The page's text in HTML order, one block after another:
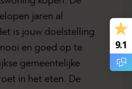
jaren al
is jouw doelstelling
en goed op te
gemeentelijke
in het eten. De
9.1